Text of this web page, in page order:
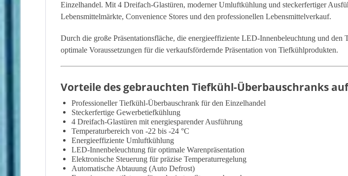
Einzelhandel. Mit 4 Dreifach-Glastüren, moderner Umluftkühlung und steckerfertiger
Lebensmittelmärkte, Convenience Stores und den professionellen Lebensmittelverkauf.
Durch die große Präsentationsfläche, die energieeffiziente LED-Innenbeleuchtung und
optimale Voraussetzungen für die verkaufsfördernde Präsentation von Tiefkühlprodukten.
Vorteile des gebrauchten Tiefkühl-Überbauschranks
Professioneller Tiefkühl-Überbauschrank für den Einzelhandel
Steckerfertige Gewerbetiefkühlung
4 Dreifach-Glastüren mit energiesparender Ausführung
Temperaturbereich von -22 bis -24 °C
Energieeffiziente Umluftkühlung
LED-Innenbeleuchtung für optimale Warenpräsentation
Elektronische Steuerung für präzise Temperaturregelung
Automatische Abtauung (Auto Defrost)